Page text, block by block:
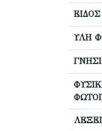
ΥΛΗ